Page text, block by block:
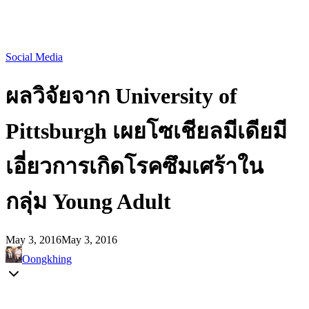
Social Media
ผลวิจัยจาก University of
Pittsburgh เผยโซเชียลมีเดียมี
เอี่ยวการเกิดโรคซึมเศร้าใน
กลุ่ม Young Adult
May 3, 2016May 3, 2016
Oongkhing